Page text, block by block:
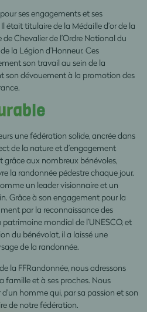
ses engagements et ses
était titulaire de la Médaille d’or de la
Chevalier de l’Ordre National du
la Légion d’Honneur. Ces
son travail au sein de la
son dévouement à la promotion des
une fédération solide, ancrée dans
de la nature et d’engagement
aux nombreux bénévoles,
la randonnée pédestre chaque jour.
un leader visionnaire et un
Grâce à son engagement pour la
par la reconnaissance des
mondial de l’UNESCO, et
du bénévolat, il a laissé une
de la randonnée.
la FFRandonnée, nous adressons
famille et à ses proches. Nous
homme qui, par sa passion et son
de notre fédération.